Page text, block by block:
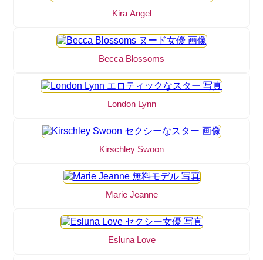
Kira Angel
Becca Blossoms
London Lynn
Kirschley Swoon
Marie Jeanne
Esluna Love